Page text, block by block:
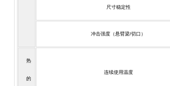
尺寸稳定性
冲击强度（悬臂梁/切口）
热
的
连续使用温度